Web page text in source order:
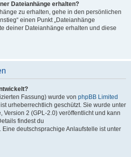
Dateianhänge erhalten?
zu erhalten, gehe in den persönlichen
einen Punkt „Dateianhänge
deiner Dateianhänge erhalten und diese
Fassung) wurde von phpBB Limited
urheberrechtlich geschützt. Sie wurde unter
Version 2 (GPL-2.0) veröffentlicht und kann
findest du
. Eine deutschsprachige Anlaufstelle ist unter